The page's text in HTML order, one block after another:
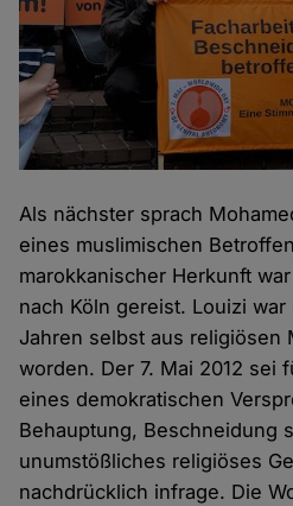
Als nächster sprach
eines muslimischen
marokkanischer Herkunft
nach Köln gereist. Louizi
Jahren selbst aus religiösen
worden. Der 7. Mai 2012 sei
eines demokratischen
Behauptung, Beschneidung
unumstößliches religiöses
nachdrücklich infrage. Die